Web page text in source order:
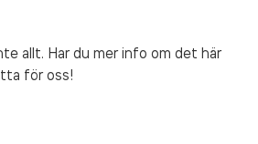
allt. Har du mer info om det här
för oss!